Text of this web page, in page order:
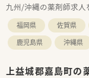
九州/沖縄の薬剤師求人
福岡県 佐賀県
鹿児島県
沖縄県
上益城郡嘉島町の